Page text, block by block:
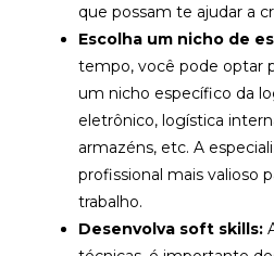
que possam te ajudar a
Escolha um nicho de
tempo, você pode optar
um nicho específico da
eletrônico, logística
armazéns, etc. A
profissional mais valioso
trabalho.
Desenvolva soft skills: